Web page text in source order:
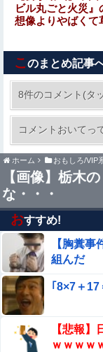
上！三笘薫との
奮！「勘弁して
山手線にベビーカ
前、船橋駅にサ
ン引きさせ……
【私はあなた
唐揚げや文庫
【中国】毎年恒
で山洪水が市街
ついに国産ヒュー
製造現場などでの
【画像】ハビタ
なら全然いいで
ったらダメです」
息子のオ●ニーを
てしまう…
クマが害獣扱い
「何度もクマに
ビル丸ごと火災』
想像よりやばく
このまとめ記事
8件のコメント(タ
コメントおいてっ
ホーム おもしろ/VIP
【画像】栃木
な・・・
おすすめ!
【胸糞
組んだ
｢8×7＋
【悲報
ｗｗｗｗ